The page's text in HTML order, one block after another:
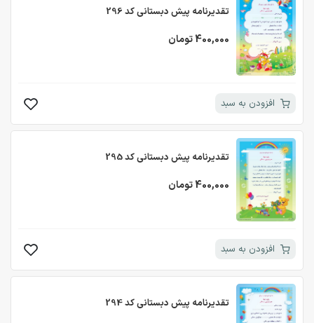
تقدیرنامه پیش دبستانی کد 296
400,000 تومان
افزودن به سبد
تقدیرنامه پیش دبستانی کد 295
400,000 تومان
افزودن به سبد
تقدیرنامه پیش دبستانی کد 294